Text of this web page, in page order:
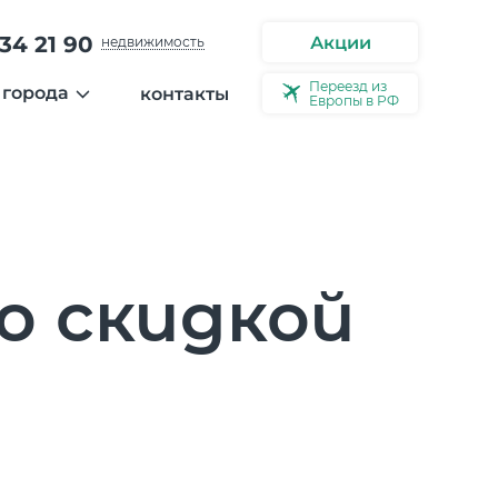
21 90 недвижимость Акции
контакты
Переезд из
Европы в РФ
скидкой